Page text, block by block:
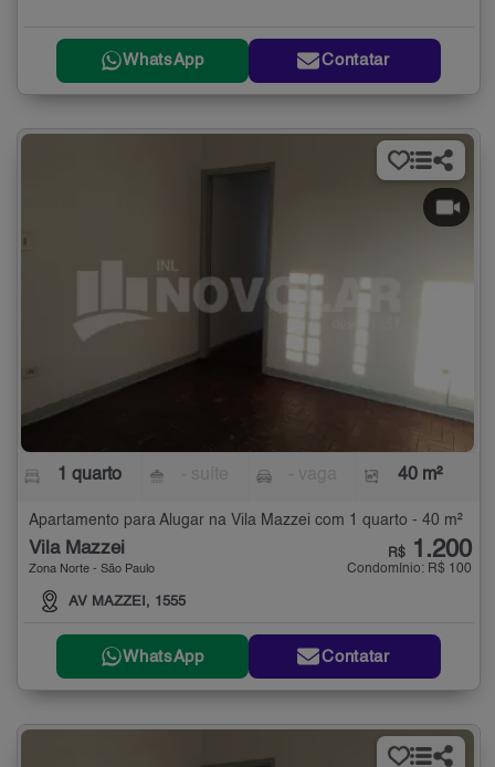
WhatsApp Contatar
1 quarto 40 m²
Apartamento para Alugar na Vila Mazzei com 1 quarto - 40 m²
Vila Mazzei
Zona Norte - São Paulo
AV MAZZEI, 1555
R$ 1.200
Condomínio: R$ 100
WhatsApp Contatar